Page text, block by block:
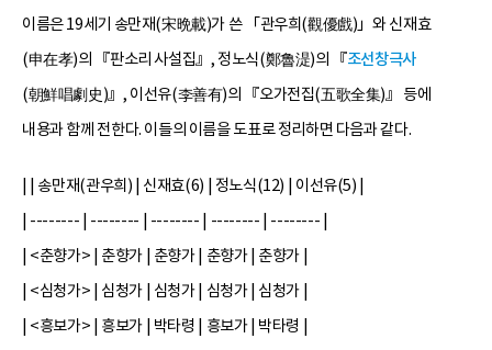
이름은 19세기 송만재(宋晩載)가 쓴 「관우희(觀優戲)」와 신재효
(申在孝)의 『판소리 사설집』, 정노식(鄭魯湜)의 『조선창극사
(朝鮮唱劇史)』, 이선유(李善有)의 『오가전집(五歌全集)』 등에
내용과 함께 전한다. 이들의 이름을 도표로 정리하면 다음과 같다.
| | 송만재(관우희) | 신재효(6) | 정노식(12) | 이선유(5) |
| -------- | -------- | -------- | -------- | -------- |
| <춘향가> | 춘향가 | 춘향가 | 춘향가 | 춘향가 |
| <심청가> | 심청가 | 심청가 | 심청가 | 심청가 |
| <흥보가> | 흥보가 | 박타령 | 흥보가 | 박타령 |